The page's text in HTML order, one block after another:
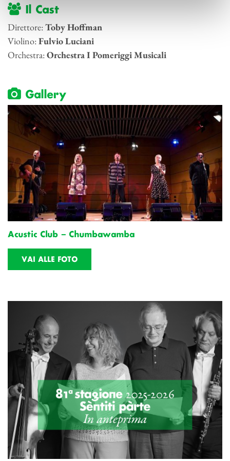
Il Cast
Direttore:Toby Hoffman
Violino:Fulvio Luciani
Orchestra:Orchestra I Pomeriggi Musicali
Gallery
Acustic Club – Chumbawamba
VAI ALLE FOTO